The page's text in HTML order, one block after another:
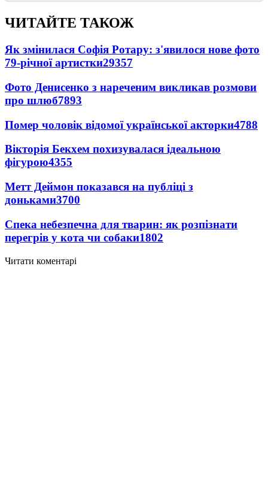
ЧИТАЙТЕ ТАКОЖ
Як змінилася Софія Ротару: з'явилося нове фото
79-річної артистки29357
Фото Денисенко з нареченим викликав розмови
про шлюб7893
Помер чоловік відомої української акторки4788
Вікторія Бекхем похизувалася ідеальною
фігурою4355
Метт Деймон показався на публіці з
доньками3700
Спека небезпечна для тварин: як розпізнати
перегрів у кота чи собаки1802
Читати коментарі